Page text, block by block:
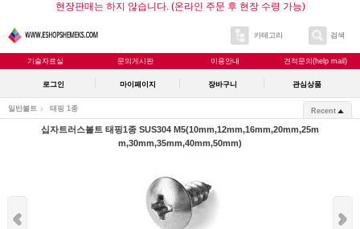
현장판매는 하지 않습니다. (온라인 주문 후 현장 수령 가능)
카테고리 검색
기술자료실 문의게시판 이용안내 견적문의(help mail)
로그인 마이페이지 장바구니 관심상품
일반볼트 태핑 1종 Recent
십자트러스볼트 태핑1종 SUS304 M5(10mm,12mm,16mm,20mm,25m
m,30mm,35mm,40mm,50mm)